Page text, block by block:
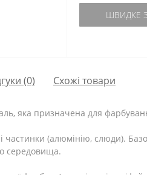
ШВИДКЕ
(0) Схожі товари
яка призначена для
частинки (алюмінію, слюди).
середовища.